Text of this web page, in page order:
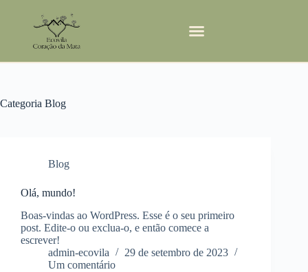
Categoria Blog
Blog
Olá, mundo!
Boas-vindas ao WordPress. Esse é o seu primeiro
post. Edite-o ou exclua-o, e então comece a
escrever!
admin-ecovila
29 de setembro de 2023
Um comentário